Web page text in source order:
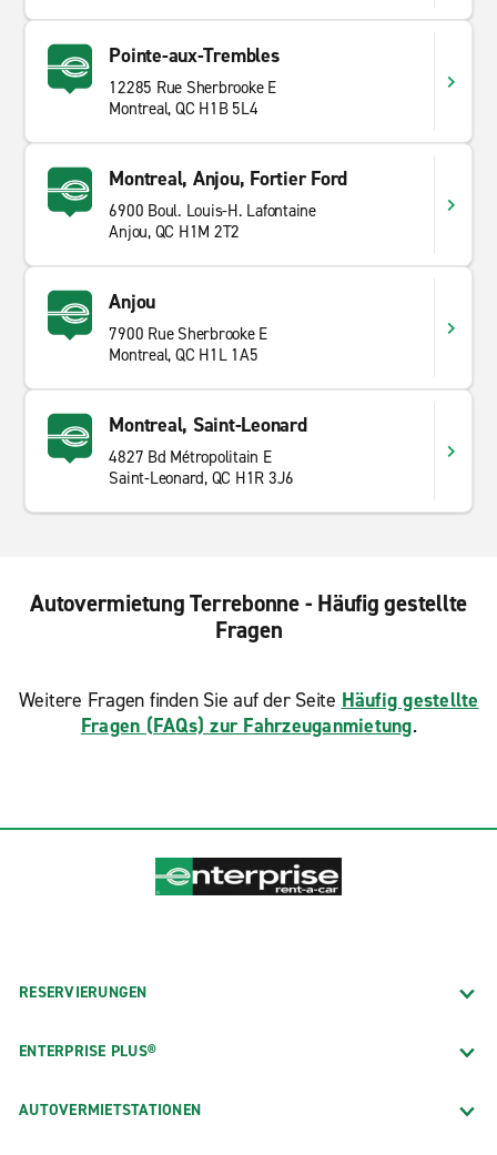
Pointe-aux-Trembles
12285 Rue Sherbrooke E
Montreal, QC H1B 5L4
Montreal, Anjou, Fortier Ford
6900 Boul. Louis-H. Lafontaine
Anjou, QC H1M 2T2
Anjou
7900 Rue Sherbrooke E
Montreal, QC H1L 1A5
Montreal, Saint-Leonard
4827 Bd Métropolitain E
Saint-Leonard, QC H1R 3J6
Autovermietung Terrebonne - Häufig gestellte
Fragen
Weitere Fragen finden Sie auf der Seite Häufig gestellte
Fragen (FAQs) zur Fahrzeuganmietung.
RESERVIERUNGEN
ENTERPRISE PLUS®
AUTOVERMIETSTATIONEN